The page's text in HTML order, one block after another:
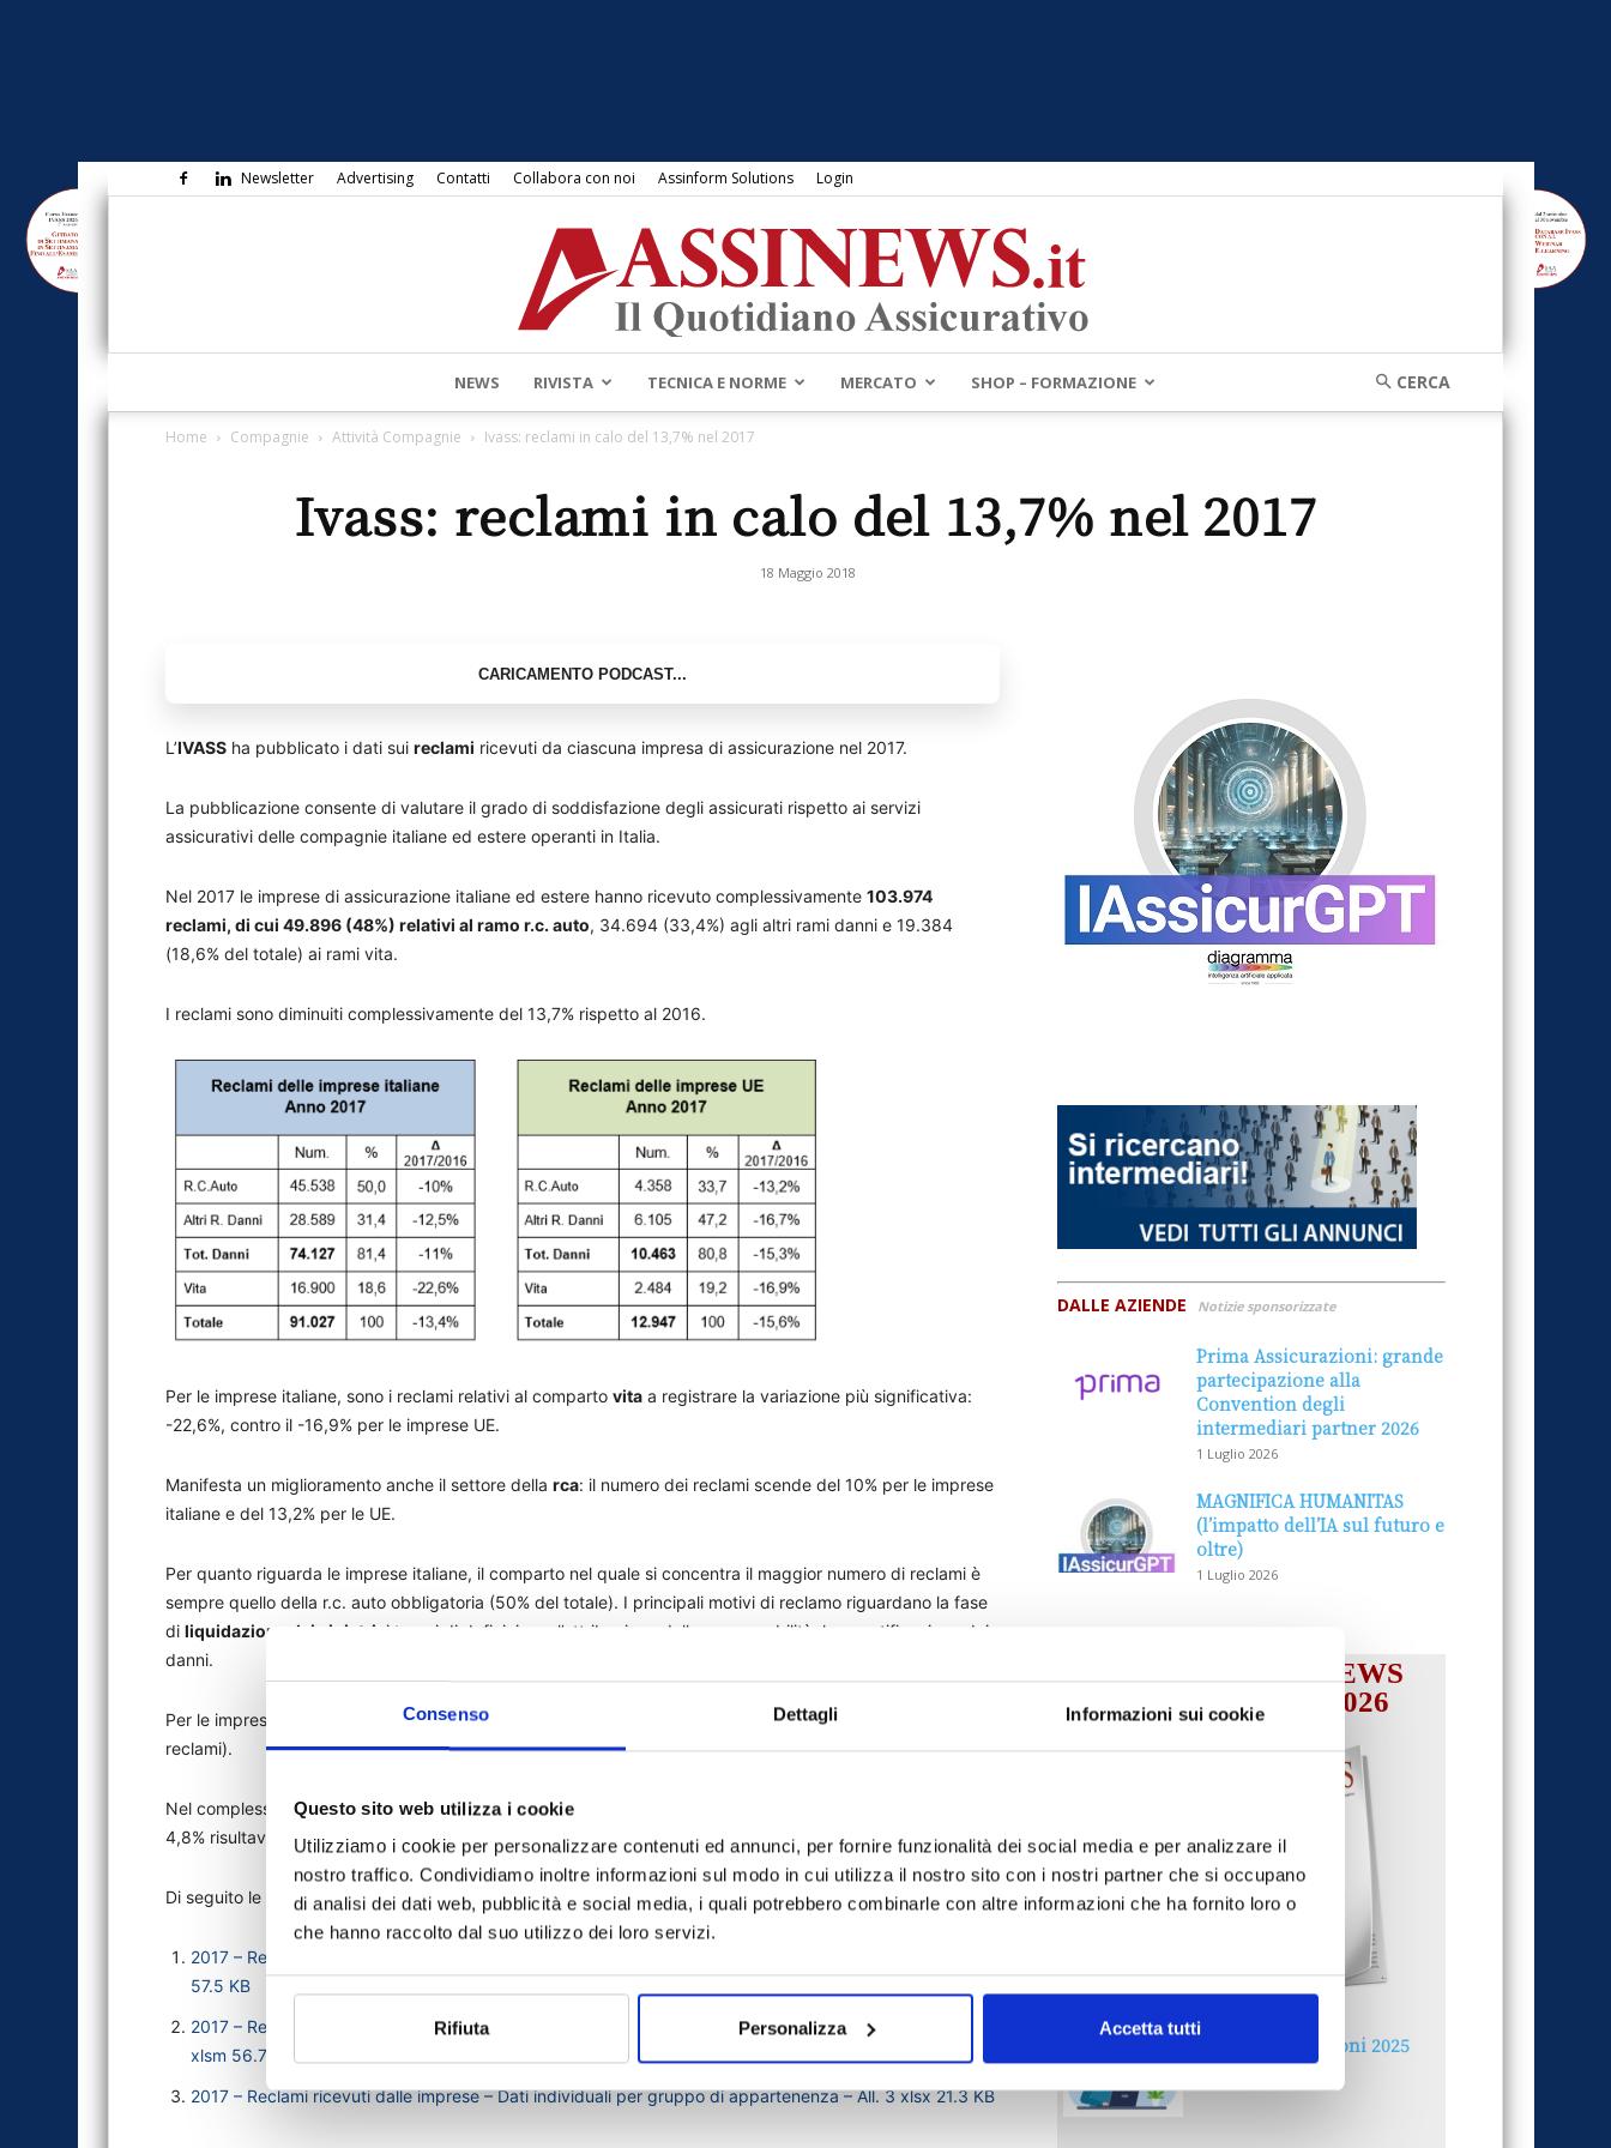
Consenso Dettagli Informazioni sui cookie
Questo sito web utilizza i cookie
Utilizziamo i cookie per personalizzare contenuti ed annunci, per fornire funzionalità dei social media e per analizzare il
nostro traffico. Condividiamo inoltre informazioni sul modo in cui utilizza il nostro sito con i nostri partner che si occupano
di analisi dei dati web, pubblicità e social media, i quali potrebbero combinarle con altre informazioni che ha fornito loro o
che hanno raccolto dal suo utilizzo dei loro servizi.
Rifiuta Personalizza Accetta tutti
Newsletter Advertising Contatti Collabora con noi Assinform Solutions Login
Assinews.it
NEWS RIVISTA TECNICA E NORME MERCATO SHOP – FORMAZIONE
Home Compagnie Attività Compagnie Ivass: reclami in calo del 13,7% nel 2017
Ivass: reclami in calo del 13,7% nel 2017
18 Maggio 2018
L’IVASS ha pubblicato i dati sui reclami ricevuti da ciascuna impresa di assicurazione nel 2017.
La pubblicazione consente di valutare il grado di soddisfazione degli assicurati rispetto ai servizi
assicurativi delle compagnie italiane ed estere operanti in Italia.
Nel 2017 le imprese di assicurazione italiane ed estere hanno ricevuto complessivamente 103.974
reclami, di cui 49.896 (48%) relativi al ramo r.c. auto, 34.694 (33,4%) agli altri rami danni e 19.384
(18,6% del totale) ai rami vita.
I reclami sono diminuiti complessivamente del 13,7% rispetto al 2016.
Per le imprese italiane, sono i reclami relativi al comparto vita a registrare la variazione più significativa:
-22,6%, contro il -16,9% per le imprese UE.
Manifesta un miglioramento anche il settore della rca: il numero dei reclami scende del 10% per le imprese
italiane e del 13,2% per le UE.
Per quanto riguarda le imprese italiane, il comparto nel quale si concentra il maggior numero di reclami è
sempre quello della r.c. auto obbligatoria (50% del totale). I principali motivi di reclamo riguardano la fase
di liquidazione dei sinistri : i tempi di definizione, l’attribuzione della responsabilità, la quantificazione dei
danni.
Per le imprese UE risultano più numerose le lamentele sui rami danni diversi dalla r.c. auto (47,2% del totale
reclami).
Nel complesso i reclami accolti sono stati il 29,8%, quelli transatti il 11,5%, quelli respinti il 54%. Il restante
4,8% risultava in fase istruttoria al 31 dicembre.
Di seguito le Tavole con i dettagli:
2017 – Reclami ricevuti dalle imprese – Dati individuali per impresa – Tavola reclami e premi – All. 1
57.5 KB
2017 – Reclami ricevuti dalle imprese – Dati individuali per impresa – Tavola reclami e contratti – All. 2
xlsm 56.7 KB
2017 – Reclami ricevuti dalle imprese – Dati individuali per gruppo di appartenenza – All. 3 xlsx 21.3 KB
DALLE AZIENDE Notizie sponsorizzate
Prima Assicurazioni: grande
partecipazione alla
Convention degli
intermediari partner 2026
1 Luglio 2026
MAGNIFICA HUMANITAS
(l’impatto dell’IA sul futuro e
oltre)
1 Luglio 2026
IL MENSILE ASSINEWS
LUGLIO-AGOSTO 2026
Reclami e sanzioni 2025